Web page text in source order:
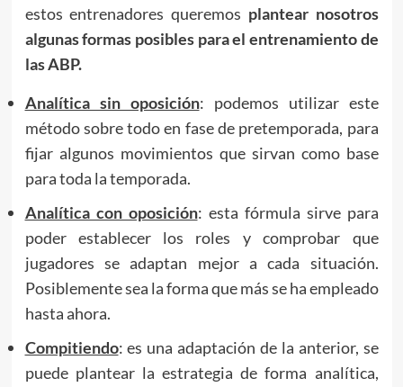
estos entrenadores queremos plantear nosotros
algunas formas posibles para el entrenamiento de
las ABP.
Analítica sin oposición: podemos utilizar este
método sobre todo en fase de pretemporada, para
fijar algunos movimientos que sirvan como base
para toda la temporada.
Analítica con oposición: esta fórmula sirve para
poder establecer los roles y comprobar que
jugadores se adaptan mejor a cada situación.
Posiblemente sea la forma que más se ha empleado
hasta ahora.
Compitiendo: es una adaptación de la anterior, se
puede plantear la estrategia de forma analítica,